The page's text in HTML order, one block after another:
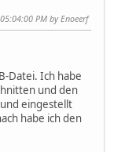
PM by Enoeerf
Datei. Ich habe
und den
eingestellt
habe ich den